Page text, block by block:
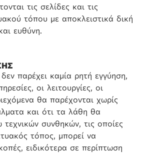
τις σελίδες και τις
τόπου με αποκλειστικά δική
ευθύνη.
παρέχει καμία ρητή εγγύηση,
οι λειτουργίες, οι
θα παρέχονται χωρίς
και ότι τα λάθη θα
συνθηκών, τις οποίες
τόπος, μπορεί να
ειδικότερα σε περίπτωση